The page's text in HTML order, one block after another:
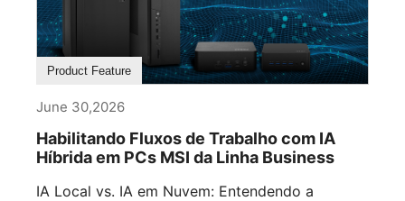
Product Feature
June 30,2026
Habilitando Fluxos de Trabalho com IA
Híbrida em PCs MSI da Linha Business
IA Local vs. IA em Nuvem: Entendendo a